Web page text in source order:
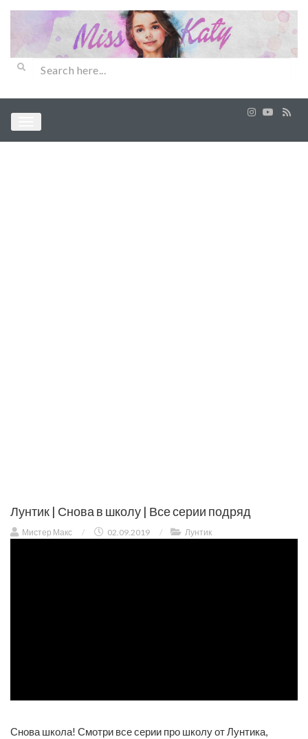
Лунтик | Снова в школу | Все серии подряд
Мистер Макс / 02.09.2019 / Лунтик
Снова школа! Смотри все серии про школу от Лунтика,